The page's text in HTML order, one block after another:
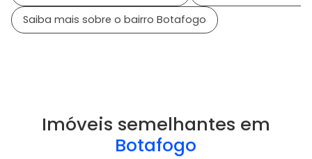
Saiba mais sobre o bairro Botafogo
Imóveis semelhantes em
Botafogo